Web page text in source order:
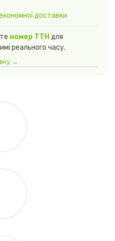
доставки
номер ТТНдля
реального часу.
→